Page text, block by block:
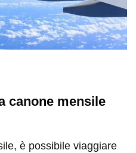
canone mensile
è possibile viaggiare